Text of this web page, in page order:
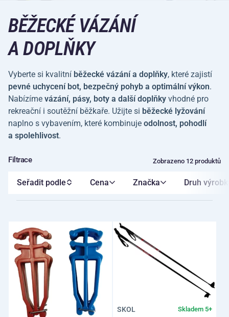
BĚŽECKÉ VÁZÁNÍ
A DOPLŇKY
Vyberte si kvalitní běžecké vázání a doplňky, které zajistí
pevné uchycení bot, bezpečný pohyb a optimální výkon.
Nabízíme vázání, pásy, boty a další doplňky vhodné pro
rekreační i soutěžní běžkaře. Užijte si běžecké lyžování
naplno s vybavením, které kombinuje odolnost, pohodlí
a spolehlivost.
Filtrace Zobrazeno 12 produktů
Cena Značka Druh
Seřadit podle
SKOL Skladem 5+